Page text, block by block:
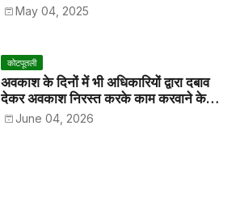
May 04, 2025
कोटपूतली
अवकाश के दिनों में भी अधिकारियों द्वारा दबाव
देकर अवकाश निरस्त करके काम करवाने के
विरोध में कर्मचारियों ने जिला कलेक्टर को सीएस
के नाम दिया ज्ञापन
June 04, 2026